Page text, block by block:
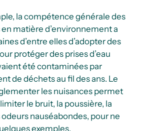
la compétence générale des
matière d’environnement a
d’entre elles d’adopter des
protéger des prises d’eau
été contaminées par
de déchets au fil des ans. Le
les nuisances permet
le bruit, la poussière, la
nauséabondes, pour ne
exemples.